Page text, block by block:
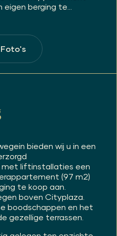
eigen berging te...
Foto's
bieden wij u in een
liftinstallaties een
(97 m2)
te koop aan.
boven Cityplaza.
boodschappen en het
gezellige terrassen.